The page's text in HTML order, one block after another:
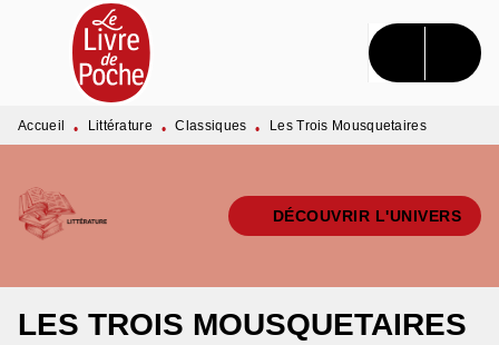
MENU RECHERCHE CONTENU
PIED DE PAGE
Accueil • Littérature • Classiques • Les Trois Mousquetaires
DÉCOUVRIR L'UNIVERS
LES TROIS MOUSQUETAIRES